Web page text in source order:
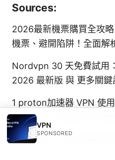
Sources:
2026最新機票購買全攻
機票、避開陷阱！全面解
Nordvpn 30 天免費試用
2026 最新版 與 更多關鍵
1 proton加速器 VPN 使
全地上网、隐私保护与解
Fanqiang：VPN 翻墙全
VPN
SPONSORED